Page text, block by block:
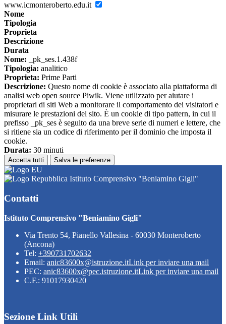
www.icmonteroberto.edu.it
Nome
Tipologia
Proprieta
Descrizione
Durata
Nome: _pk_ses.1.438f
Tipologia: analitico
Proprieta: Prime Parti
Descrizione: Questo nome di cookie è associato alla piattaforma di
analisi web open source Piwik. Viene utilizzato per aiutare i
proprietari di siti Web a monitorare il comportamento dei visitatori e
misurare le prestazioni del sito. È un cookie di tipo pattern, in cui il
prefisso _pk_ses è seguito da una breve serie di numeri e lettere, che
si ritiene sia un codice di riferimento per il dominio che imposta il
cookie.
Durata: 30 minuti
Accetta tutti Salva le preferenze
Istituto Comprensivo "Beniamino Gigli"
Contatti
Istituto Comprensivo "Beniamino Gigli"
Via Trento 54, Pianello Vallesina - 60030 Monteroberto
(Ancona)
Tel: +390731702632
Email: anic83600x@istruzione.itLink per inviare una mail
PEC: anic83600x@pec.istruzione.itLink per inviare una mail
C.F.: 91017930420
Sezione Link Utili